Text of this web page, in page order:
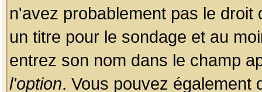
n'avez probablement pas le
un titre pour le sondage et au
entrez son nom dans le champ
l'option. Vous pouvez également